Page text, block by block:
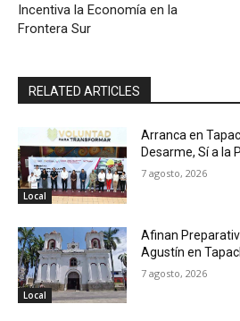
Incentiva la Economía en la
Frontera Sur
RELATED ARTICLES
Local
Arranca en
Desarme, Sí a la
7 agosto, 2026
Local
Afinan
Agustín en
7 agosto, 2026